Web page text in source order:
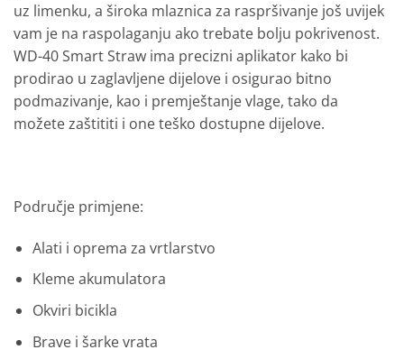
uz limenku, a široka mlaznica za raspršivanje još uvijek
vam je na raspolaganju ako trebate bolju pokrivenost.
WD-40 Smart Straw ima precizni aplikator kako bi
prodirao u zaglavljene dijelove i osigurao bitno
podmazivanje, kao i premještanje vlage, tako da
možete zaštititi i one teško dostupne dijelove.
Područje primjene:
Alati i oprema za vrtlarstvo
Kleme akumulatora
Okviri bicikla
Brave i šarke vrata